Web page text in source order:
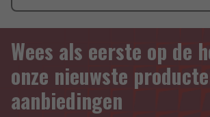
Wees als eerste op de
onze nieuwste
aanbiedingen